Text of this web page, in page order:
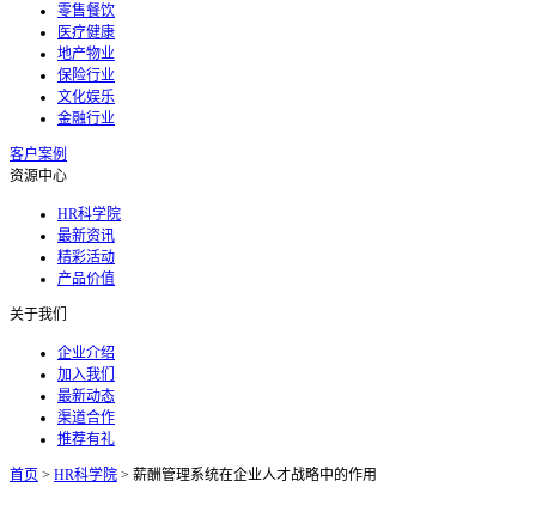
零售餐饮
医疗健康
地产物业
保险行业
文化娱乐
金融行业
客户案例
资源中心
HR科学院
最新资讯
精彩活动
产品价值
关于我们
企业介绍
加入我们
最新动态
渠道合作
推荐有礼
首页 > HR科学院 > 薪酬管理系统在企业人才战略中的作用